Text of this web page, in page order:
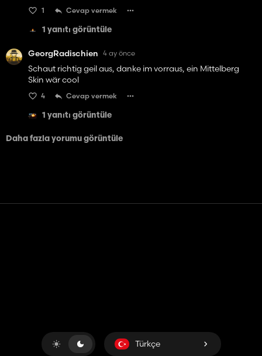
1 Cevap vermek
1 yanıtı görüntüle
GeorgRadischien 4 ay önce
Schaut richtig geil aus, danke im vorraus, ein Mittelberg
Skin wär cool
4 Cevap vermek
1 yanıtı görüntüle
Daha fazla yorumu görüntüle
Türkçe